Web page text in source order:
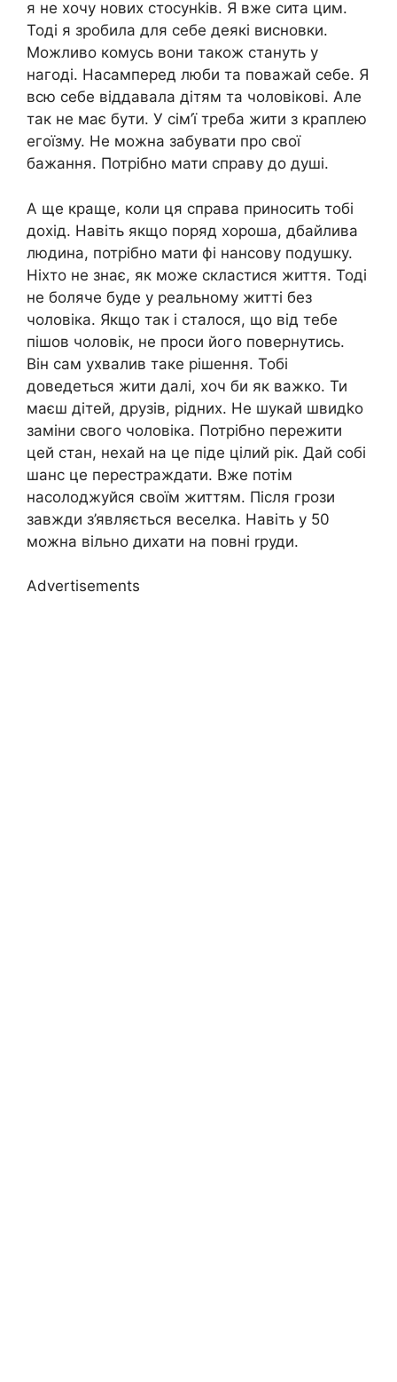
я не хочу нових стосунkів. Я вже сита цим.
Тоді я зробила для себе деякі висновки.
Можливо комусь вони також стануть у
нагоді. Насамперед люби та поважай себе. Я
всю себе віддавала дітям та чоловікові. Але
так не має бути. У сім’ї треба жити з краплею
егоїзму. Не можна забувати про свої
бажання. Потрібно мати справу до душі.
А ще краще, коли ця справа приносить тобі
дохід. Навіть якщо поряд хороша, дбайлива
людина, потрібно мати фі нансову подушку.
Ніхто не знає, як може скластися життя. Тоді
не боляче буде у реальному житті без
чоловіка. Якщо так і сталося, що від тебе
пішов чоловік, не проси його повернутись.
Він сам ухвалив таке рішення. Тобі
доведеться жити далі, хоч би як важко. Ти
маєш дітей, друзів, рідних. Не шукай швидkо
заміни свого чоловіка. Потрібно пережити
цей стан, нехай на це піде цілий рік. Дай собі
шанс це перестраждати. Вже потім
насолоджуйся своїм життям. Після грози
завжди з’являється веселка. Навіть у 50
можна вільно дихати на повні rруди.
Advertisements